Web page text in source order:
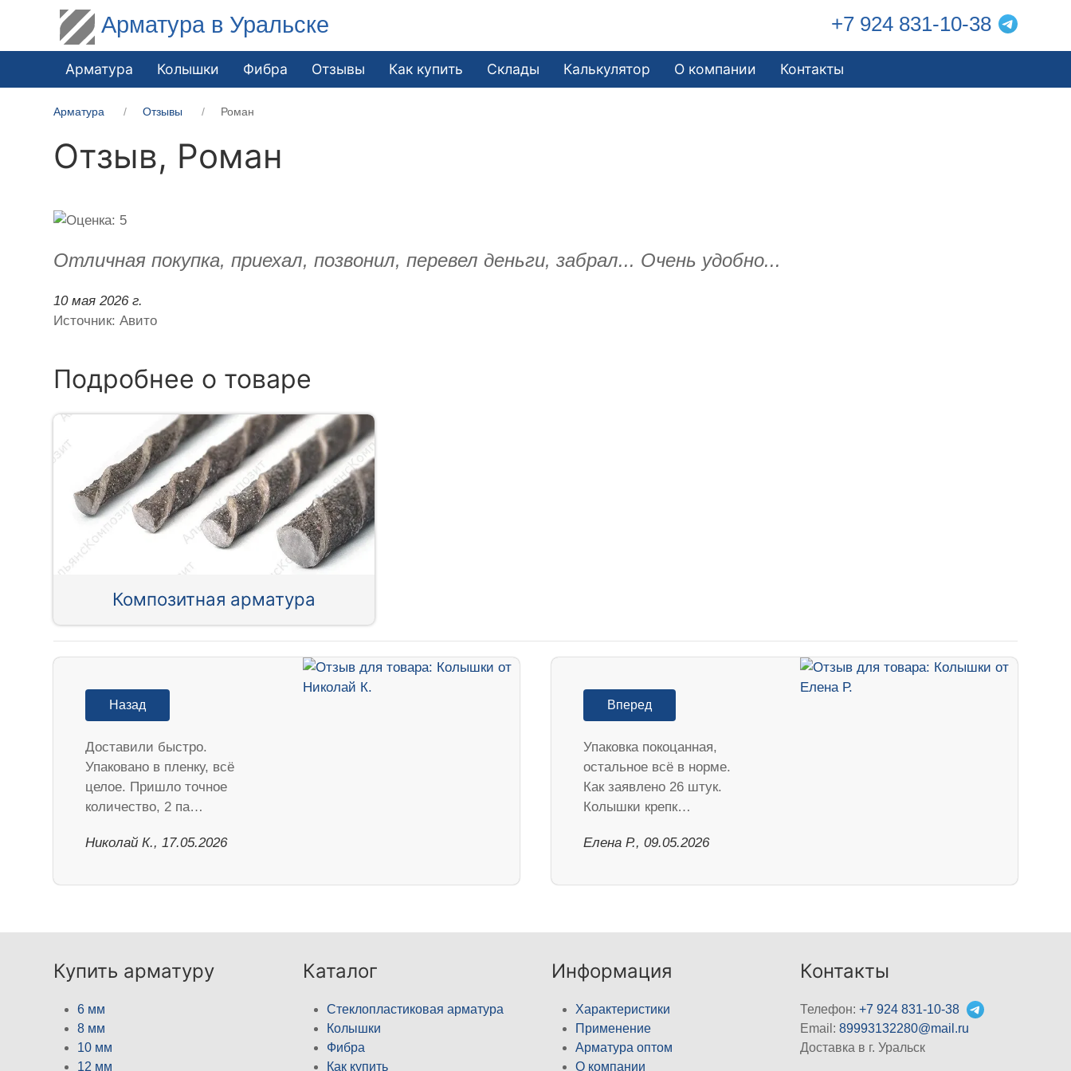
Арматура в Уральске +7 924 831-10-38
Арматура Колышки Фибра Отзывы Как купить Склады Калькулятор О компании Контакты
Арматура Отзывы Роман
Отзыв, Роман
Отличная покупка, приехал, позвонил, перевел деньги, забрал... Очень удобно...
10 мая 2026 г.
Источник: Авито
Подробнее о товаре
Композитная арматура
Назад
Доставили быстро.
Упаковано в пленку, всё
целое. Пришло точное
количество, 2 па…
Николай К., 17.05.2026
Вперед
Упаковка покоцанная,
остальное всё в норме.
Как заявлено 26 штук.
Колышки крепк…
Елена Р., 09.05.2026
Купить арматуру
6 мм
8 мм
10 мм
12 мм
Каталог
Стеклопластиковая арматура
Колышки
Фибра
Как купить
Информация
Характеристики
Применение
Арматура оптом
О компании
Контакты
Телефон:+7 924 831-10-38
Email:89993132280@mail.ru
Доставка в г. Уральск